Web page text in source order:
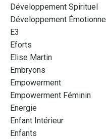
Développement Spirituel
Développement Émotionnel
E3
Eforts
Elise Martin
Embryons
Empowerment
Empowerment Féminin
Energie
Enfant Intérieur
Enfants